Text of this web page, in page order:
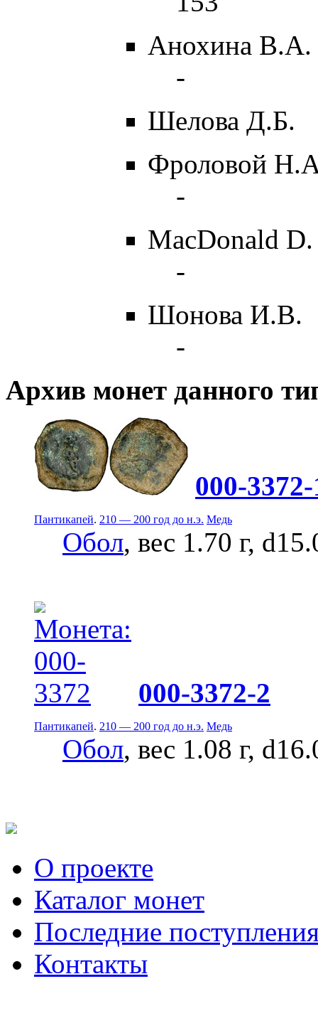
Анохина В.А.
-
Шелова Д.Б.
Фроловой
-
MacDonald D.
-
Шонова И.В.
-
Архив монет данного
000-
Пантикапей. 210 — 200 год до н.э. Медь
Обол, вес 1.70 г,
000-3372-2
Пантикапей. 210 — 200 год до н.э. Медь
Обол, вес 1.08 г,
О проекте
Каталог монет
Последние
Контакты